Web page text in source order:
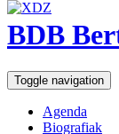
BDB
Toggle navigation
Agenda
Biografiak